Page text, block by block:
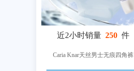
近2小时销量 250 件
Caria Knar天丝男士无痕四角裤